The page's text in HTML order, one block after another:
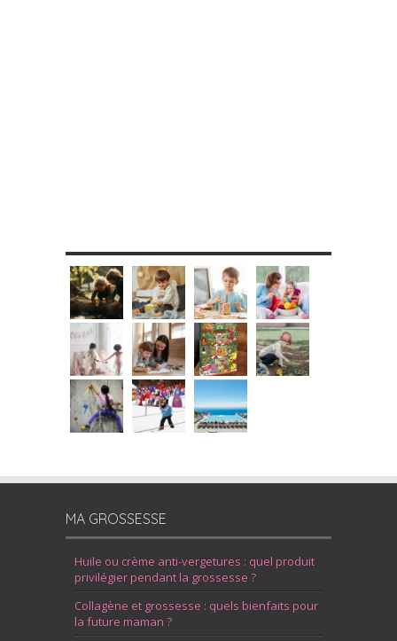
MA GROSSESSE
Huile ou crème anti-vergetures : quel produit
privilégier pendant la grossesse ?
Collagène et grossesse : quels bienfaits pour
la future maman ?